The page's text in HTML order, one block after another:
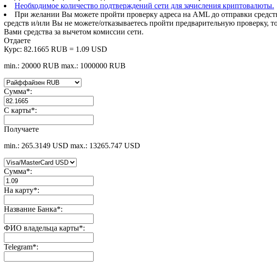
Необходимое количество подтверждений сети для зачисления криптовалюты.
При желании Вы можете пройти проверку адреса на AML до отправки
средств и/или Вы не можете/отказываетесь пройти предварительную
Вами средства за вычетом комиссии сети.
Отдаете
Курс: 82.1665 RUB = 1.09 USD
min.: 20000 RUB max.: 1000000 RUB
Сумма*:
С карты*:
Получаете
min.: 265.3149 USD max.: 13265.747 USD
Сумма*:
На карту*:
Название Банка*:
ФИО владельца карты*:
Telegram*: